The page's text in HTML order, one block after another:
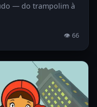
— do trampolim à
👁 66